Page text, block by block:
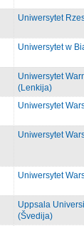
Uniwersytet
Uniwersytet w
Uniwersytet
(Lenkija)
Uniwersytet
Uniwersytet
Uniwersytet
Uppsala
(Švedija)